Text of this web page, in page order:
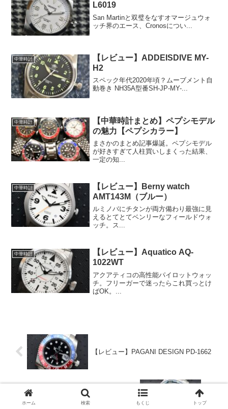
L6019
San Martinと双璧をなすオマージュウォ
ッチ界のエース、Cronosについ...
中華時計
【レビュー】ADDEISDIVE MY-
H2
スペック年代2020年頃？ムーブメント自
動巻き NH35A型番SH-JP-MY-...
中華時計
【中華時計まとめ】ペプシモデル
の魅力【ペプシカラー】
まさかのまとめ記事爆誕。ペプシモデル
が好きすぎて人柱買いしまくった結果、
一定の知...
中華時計
【レビュー】Berny watch
AMT143M（ブルー）
ルミノバにチタンが両方備わり最強に見
えるとてとてベンリーなフィールドウォ
ッチ。ス...
中華時計
【レビュー】Aquatico AQ-
1022WT
アクアティコの高性能パイロットウォッ
チ。フリーガーで迷ったらこれ買っとけ
ばOK。...
【レビュー】PAGANI DESIGN PD-1662
【レビュー】San Martin SN005G
ホーム 検索 もくじ トップ